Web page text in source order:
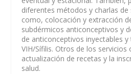
diferentes métodos y charlas de
como, colocación y extracción
subdérmicos anticonceptivos y
de anticonceptivos inyectables
VIH/Sífilis. Otros de los servicios
actualización de recetas y la
salud.